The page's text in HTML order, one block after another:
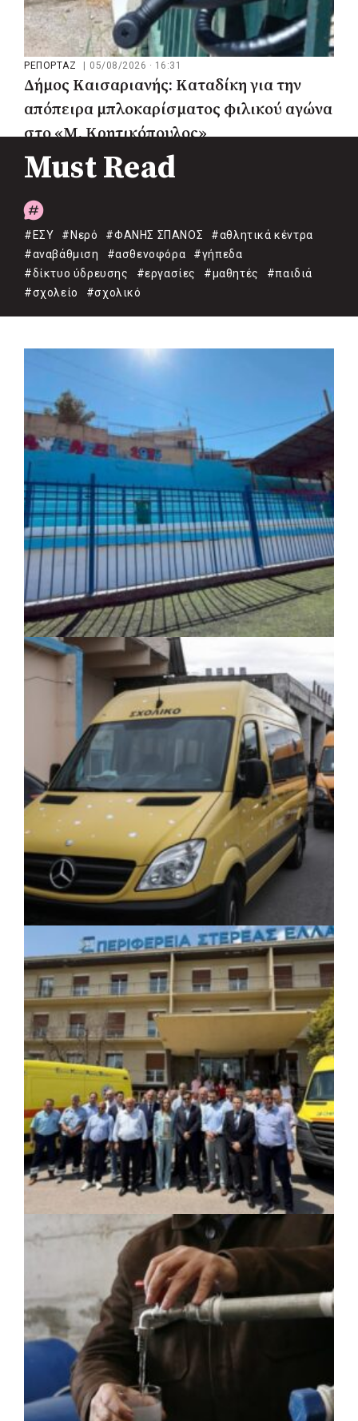
ΡΕΠΟΡΤΑΖ 05/08/2026 · 16:31
Δήμος Καισαριανής: Καταδίκη για την
απόπειρα μπλοκαρίσματος φιλικού αγώνα
στο «Μ. Κρητικόπουλος»
Must Read
#ΕΣΥ #Νερό #ΦΑΝΗΣ ΣΠΑΝΟΣ
#αθλητικά κέντρα
#αναβάθμιση
#ασθενοφόρα
#γήπεδα
#δίκτυο ύδρευσης
#εργασίες #μαθητές
#παιδιά
#σχολείο
#σχολικό
ΤΟΠΙΚΗ ΑΥΤΟΔΙΟΙΚΗΣΗ | 06/08/2026 · 17:35
Δήμος Ηλιούπολης: Εργασίες
αναβάθμισης στα αθλητικά κέντρα ενόψει
της νέας χρονιάς
06/08/2026 · 17:08
Περιφέρεια Κεντρικής Μακεδονίας: Λύση
για τη μεταφορά 16.500 μαθητών
06/08/2026 · 17:01
Περιφέρεια Στερεάς Ελλάδας: Ενίσχυση
του ΕΣΥ με 34 νέα ασθενοφόρα από
πόρους του ΕΣΠΑ